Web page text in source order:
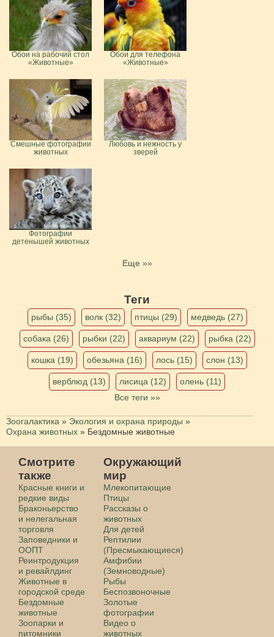
Обои на рабочий стол
«Животные»
Обои для телефона
«Животные»
Смешные фотографии
животных
Любовь и нежность у
зверей
Фотографии
детенышей животных
Еще »»
Теги
рыбы (35) волк (32) птицы (29) медведь (27)
собака (26) рыбки (22) аквариум (22) рыбка (22)
кошка (19) обезьяна (16) лось (15) слон (13)
верблюд (13) лисица (12)
олень (11)
Все теги »»
Зоогалактика » Экология и охрана природы »
Охрана животных » Бездомные животные
Смотрите
также
Красные книги и
редкие виды
Браконьерство
и нелегальная
торговля
Заповедники и
ООПТ
Реинтродукция
и ревайлдинг
Животные в
городской среде
Бездомные
животные
Зоопарки и
питомники
Окружающий
мир
Млекопитающие
Птицы
Рассказы о
животных
Для детей
Рептилии
(Пресмыкающиеся)
Амфибии
(Земноводные)
Рыбы
Беспозвоночные
Золотые
фотографии
Видео о
животных